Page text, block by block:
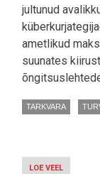
jultunud
ametlikud
suunates
TARKVARA
LOE VEEL